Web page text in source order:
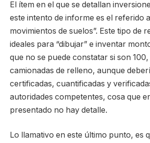
El ítem en el que se detallan
este intento de informe es el referido
movimientos de suelos”. Este tipo de
ideales para “dibujar” e inventar
que no se puede constatar si son
camionadas de relleno, aunque
certificadas, cuantificadas y
autoridades competentes, cosa que
presentado no hay detalle.
Lo llamativo en este último punto, es